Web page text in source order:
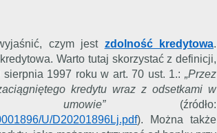
czym jest zdolność kredytowa.
Warto tutaj skorzystać z definicji,
1997 roku w art. 70 ust. 1.: „Przez
kredytu wraz z odsetkami w
umowie”(źródło:
U/D20201896Lj.pdf). Można także